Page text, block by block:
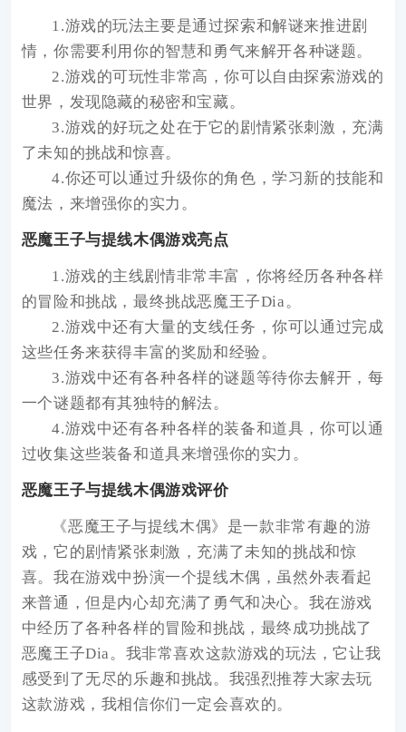
1.游戏的玩法主要是通过探索和解谜来推进剧
情，你需要利用你的智慧和勇气来解开各种谜题。
2.游戏的可玩性非常高，你可以自由探索游戏的
世界，发现隐藏的秘密和宝藏。
3.游戏的好玩之处在于它的剧情紧张刺激，充满
了未知的挑战和惊喜。
4.你还可以通过升级你的角色，学习新的技能和
魔法，来增强你的实力。
恶魔王子与提线木偶游戏亮点
1.游戏的主线剧情非常丰富，你将经历各种各样
的冒险和挑战，最终挑战恶魔王子Dia。
2.游戏中还有大量的支线任务，你可以通过完成
这些任务来获得丰富的奖励和经验。
3.游戏中还有各种各样的谜题等待你去解开，每
一个谜题都有其独特的解法。
4.游戏中还有各种各样的装备和道具，你可以通
过收集这些装备和道具来增强你的实力。
恶魔王子与提线木偶游戏评价
《恶魔王子与提线木偶》是一款非常有趣的游
戏，它的剧情紧张刺激，充满了未知的挑战和惊
喜。我在游戏中扮演一个提线木偶，虽然外表看起
来普通，但是内心却充满了勇气和决心。我在游戏
中经历了各种各样的冒险和挑战，最终成功挑战了
恶魔王子Dia。我非常喜欢这款游戏的玩法，它让我
感受到了无尽的乐趣和挑战。我强烈推荐大家去玩
这款游戏，我相信你们一定会喜欢的。